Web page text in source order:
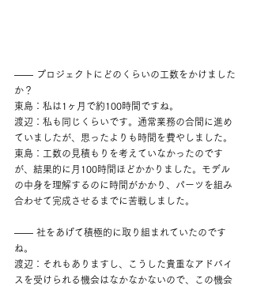
―― プロジェクトにどのくらいの工数をかけました
か？
東島：私は1ヶ月で約100時間ですね。
渡辺：私も同じくらいです。通常業務の合間に進め
ていましたが、思ったよりも時間を費やしました。
東島：工数の見積もりを考えていなかったのです
が、結果的に月100時間ほどかかりました。モデル
の中身を理解するのに時間がかかり、パーツを組み
合わせて完成させるまでに苦戦しました。
―― 社をあげて積極的に取り組まれていたのです
ね。
渡辺：それもありますし、こうした貴重なアドバイ
スを受けられる機会はなかなかないので、この機会